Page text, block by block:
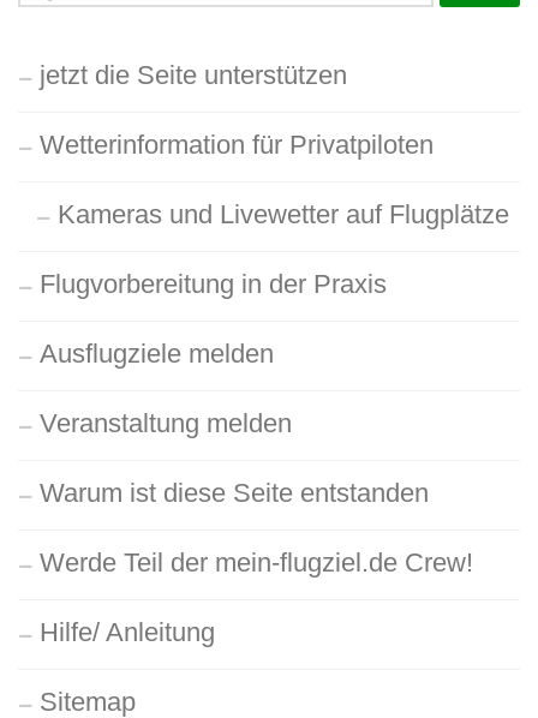
jetzt die Seite unterstützen
Wetterinformation für Privatpiloten
Kameras und Livewetter auf Flugplätze
Flugvorbereitung in der Praxis
Ausflugziele melden
Veranstaltung melden
Warum ist diese Seite entstanden
Werde Teil der mein-flugziel.de Crew!
Hilfe/ Anleitung
Sitemap